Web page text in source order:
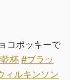
コポッキーで
杯 #ブラッ
ィルキンソン